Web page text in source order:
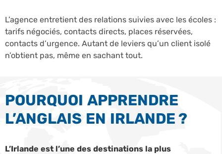
L’agence entretient des relations suivies avec les écoles :
tarifs négociés, contacts directs, places réservées,
contacts d’urgence. Autant de leviers qu’un client isolé
n’obtient pas, même en sachant tout.
POURQUOI APPRENDRE
L’ANGLAIS EN IRLANDE ?
L’Irlande est l’une des destinations la plus